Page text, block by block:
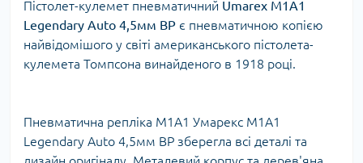
Пістолет-кулемет пневматичний Umarex M1A1
Legendary Auto 4,5мм ВР є пневматичною копією
найвідомішого у світі американського пістолета-
кулемета Томпсона винайденого в 1918 році.
Пневматична репліка M1A1 Умарекс M1A1
Legendary Auto 4,5мм ВР зберегла всі деталі та